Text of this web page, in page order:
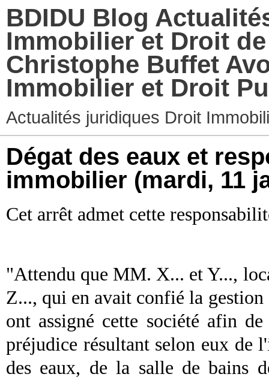
BDIDU Blog
Immobilier et Droit
Christophe Buffet
Immobilier et Droit
Actualités juridiques Droit
Dégat des eaux et
immobilier (mardi, 11
Cet arrêt admet cette
"Attendu que MM. X... et Y...,
Z..., qui en avait confié la
ont assigné cette société afin
préjudice résultant selon eux de
des eaux, de la salle de bains